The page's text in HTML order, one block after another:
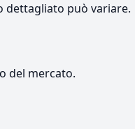
dettagliato può variare.
del mercato.